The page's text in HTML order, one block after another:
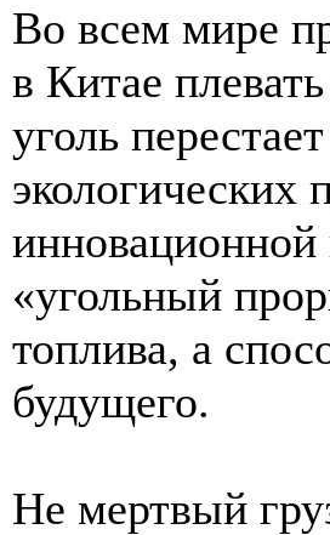
Во всем мире
в Китае
уголь
экологических
«угольный
топлива, а
будущего.
Не мертвый